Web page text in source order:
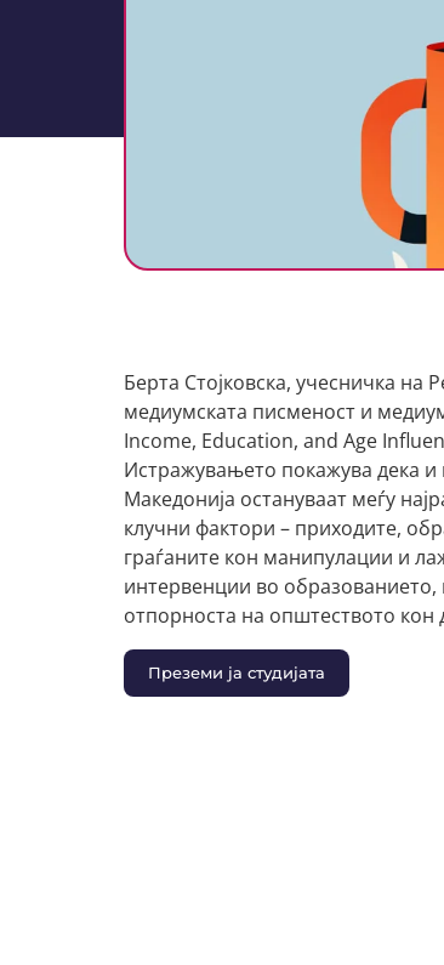
Берта Стојковска, учесничка
медиумската писменост и
Income, Education, and Age
Истражувањето покажува дека и
Македонија остануваат меѓу
клучни фактори – приходите,
граѓаните кон манипулации и
интервенции во образованието,
отпорноста на општеството
Преземи ја студијата